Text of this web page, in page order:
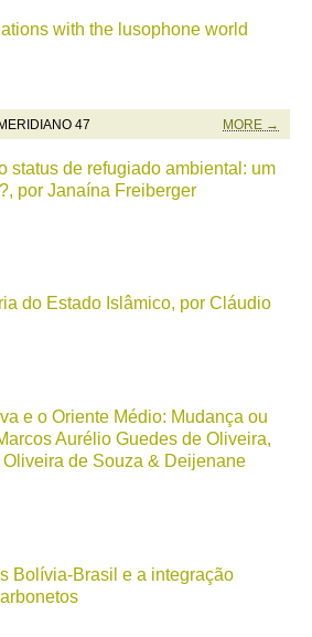
with the lusophone world
47 MORE →
status de refugiado ambiental: um
por Janaína Freiberger
do Estado Islâmico, por Cláudio
e o Oriente Médio: Mudança ou
Aurélio Guedes de Oliveira,
de Souza & Deijenane
Bolívia-Brasil e a integração